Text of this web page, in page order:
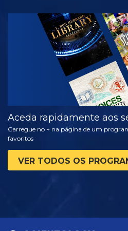
VER
Aceda rapidamente aos
Carregue no + na página de um
favoritos
VER TODOS OS